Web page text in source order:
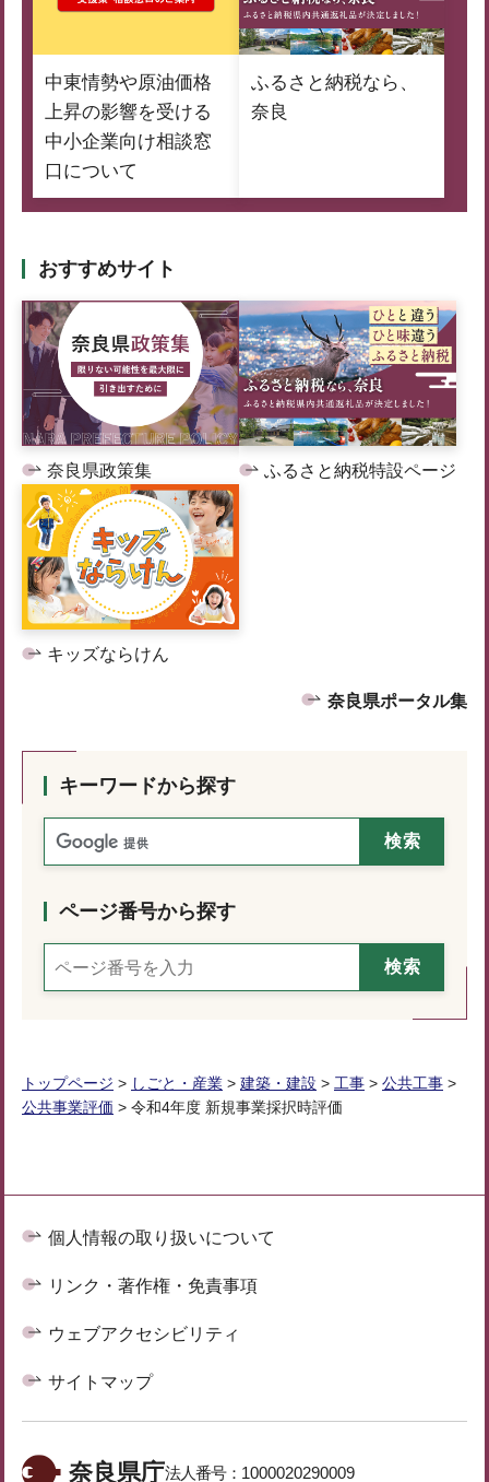
中東情勢や原油価格
上昇の影響を受ける
中小企業向け相談窓
口について
ふるさと納税なら、
奈良
おすすめサイト
奈良県政策集 ふるさと納税特設ページ
キッズならけん
奈良県ポータル集
キーワードから探す
ページ番号から探す
トップページ > しごと・産業 > 建築・建設 > 工事 > 公共工事 >
公共事業評価 > 令和4年度 新規事業採択時評価
個人情報の取り扱いについて
リンク・著作権・免責事項
ウェブアクセシビリティ
サイトマップ
奈良県庁法人番号： 1000020290009